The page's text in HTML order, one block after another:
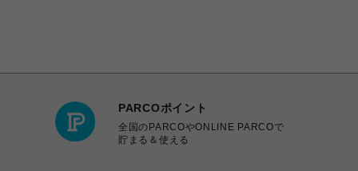
PARCOポイント
全国のPARCOやONLINE PARCOで
貯まる＆使える